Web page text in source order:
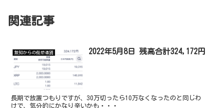
関連記事
無知からの仮想通貨 2022年5月8日 残高合計324,172円
長期で放置つもりですが、30万切ったら10万なくなったのと同じわ
けで、気分的にかなり辛いかも・・・